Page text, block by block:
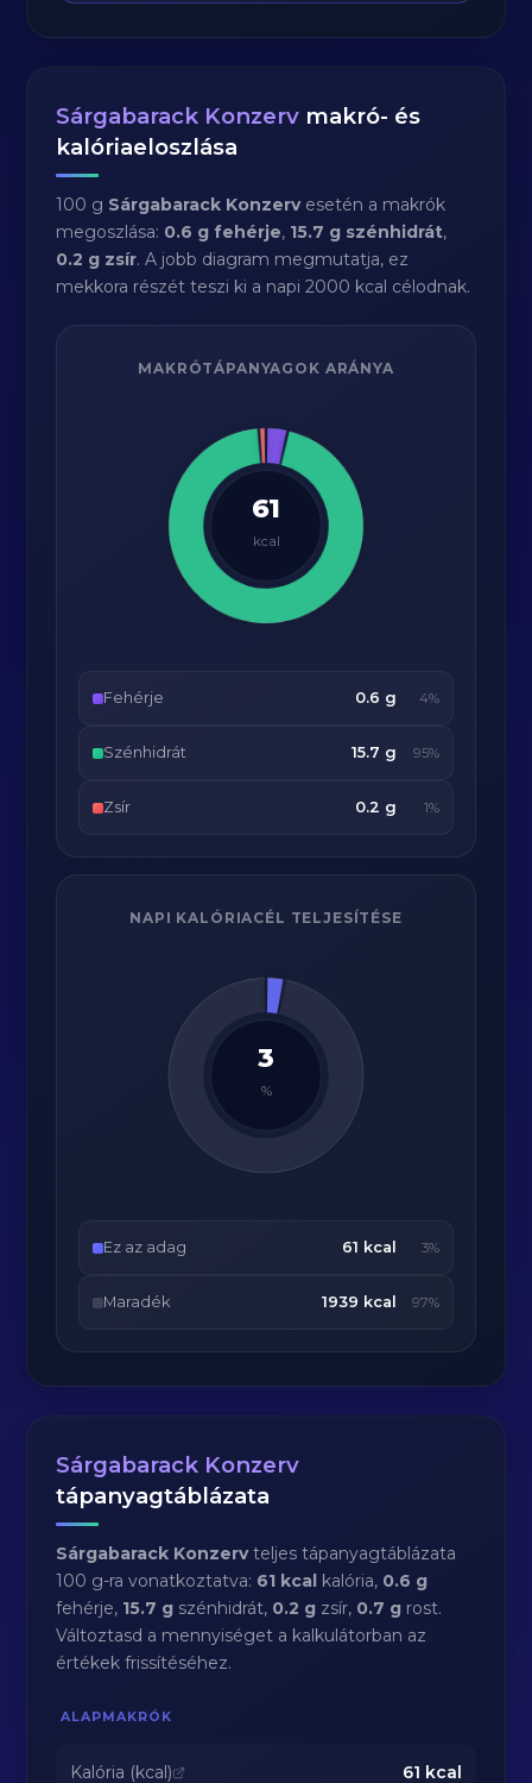
Sárgabarack Konzerv makró- és
kalóriaeloszlása
100 g Sárgabarack Konzervesetén a makrók
megoszlása: 0.6 g fehérje, 15.7 g szénhidrát,
0.2 g zsír. A jobb diagram megmutatja, ez
mekkora részét teszi ki a napi 2000 kcal célodnak.
MAKRÓTÁPANYAGOK ARÁNYA
61
kcal
Fehérje 0.6 g 4%
Szénhidrát 15.7 g 95%
Zsír 0.2 g 1%
NAPI KALÓRIACÉL TELJESÍTÉSE
3
%
Ez az adag 61 kcal 3%
Maradék 1939 kcal 97%
Sárgabarack Konzerv
tápanyagtáblázata
Sárgabarack Konzervteljes tápanyagtáblázata
100 g-ra vonatkoztatva: 61 kcal kalória, 0.6 g
fehérje, 15.7 g szénhidrát, 0.2 g zsír, 0.7 g rost.
Változtasd a mennyiséget a kalkulátorban az
értékek frissítéséhez.
ALAPMAKRÓK
Kalória (kcal) 61 kcal